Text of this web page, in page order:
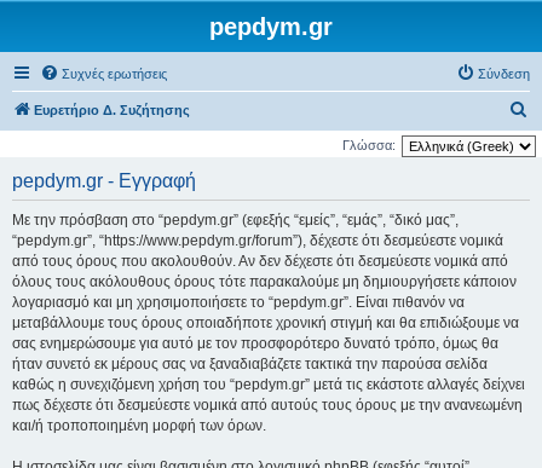
pepdym.gr
Συχνές ερωτήσεις Σύνδεση
Ευρετήριο Δ. Συζήτησης
ν
Γλώσσα:
pepdym.gr - Εγγραφή
Με την πρόσβαση στο “pepdym.gr” (εφεξής “εμείς”, “εμάς”, “δικό μας”,
“pepdym.gr”, “https://www.pepdym.gr/forum”), δέχεστε ότι δεσμεύεστε νομικά
από τους όρους που ακολουθούν. Αν δεν δέχεστε ότι δεσμεύεστε νομικά από
όλους τους ακόλουθους όρους τότε παρακαλούμε μη δημιουργήσετε κάποιον
λογαριασμό και μη χρησιμοποιήσετε το “pepdym.gr”. Είναι πιθανόν να
μεταβάλλουμε τους όρους οποιαδήποτε χρονική στιγμή και θα επιδιώξουμε να
σας ενημερώσουμε για αυτό με τον προσφορότερο δυνατό τρόπο, όμως θα
ήταν συνετό εκ μέρους σας να ξαναδιαβάζετε τακτικά την παρούσα σελίδα
καθώς η συνεχιζόμενη χρήση του “pepdym.gr” μετά τις εκάστοτε αλλαγές δείχνει
πως δέχεστε ότι δεσμεύεστε νομικά από αυτούς τους όρους με την ανανεωμένη
και/ή τροποποιημένη μορφή των όρων.